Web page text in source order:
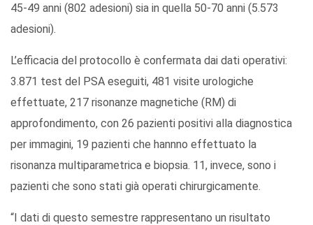
45-49 anni (802 adesioni) sia in quella 50-70 anni (5.573
adesioni).
L’efficacia del protocollo è confermata dai dati operativi:
3.871 test del PSA eseguiti, 481 visite urologiche
effettuate, 217 risonanze magnetiche (RM) di
approfondimento, con 26 pazienti positivi alla diagnostica
per immagini, 19 pazienti che hannno effettuato la
risonanza multiparametrica e biopsia. 11, invece, sono i
pazienti che sono stati già operati chirurgicamente.
“I dati di questo semestre rappresentano un risultato